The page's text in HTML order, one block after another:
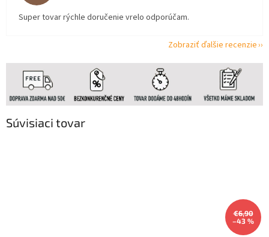
Súvisiaci tovar
€6,90
–43 %
Super tovar rýchle doručenie vrelo odporúčam.
Zobraziť ďalšie recenzie